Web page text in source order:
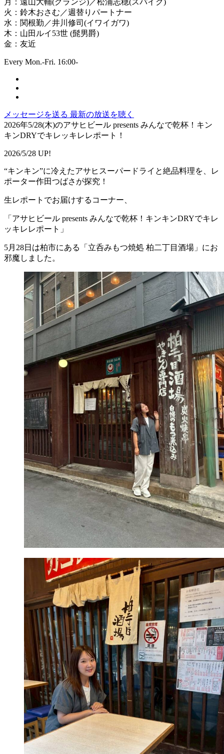
月：遠山大輔(グランジ)／松浦志穂(スパイク)
火：鈴木おさむ／週替りパートナー
水：関根勤／井川修司(イワイガワ)
木：山田ルイ53世 (髭男爵)
金：友近
Every Mon.-Fri. 16:00-
メッセージを送る 最新の放送を聴く
2026年5/28(木)のアサヒビール presents みんなで乾杯！キン
キンDRYでキレッキレレポート！
2026/5/28 UP!
“キンキン”に冷えたアサヒスーパードライと絶品料理を、レ
ポーター作田つばさが探究！
生レポートでお届けするコーナー、
「アサヒビール presents みんなで乾杯！キンキンDRYでキレ
ッキレレポート」
5月28日は柏市にある「立呑みもつ焼処 柏二丁目酒場」にお
邪魔しました。